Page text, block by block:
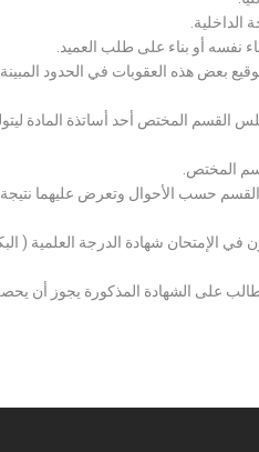
نفسه أو بناء على طلب العميد.
بعض هذه العقوبات في الحدود المبينة
القسم المختص أحد أساتذة المادة
المختص.
حسب الأحوال وتعرض عليهما نتيجة
الإمتحان شهادة الدرجة العلمية (
الشهادة المذكورة يجوز أن يحصل